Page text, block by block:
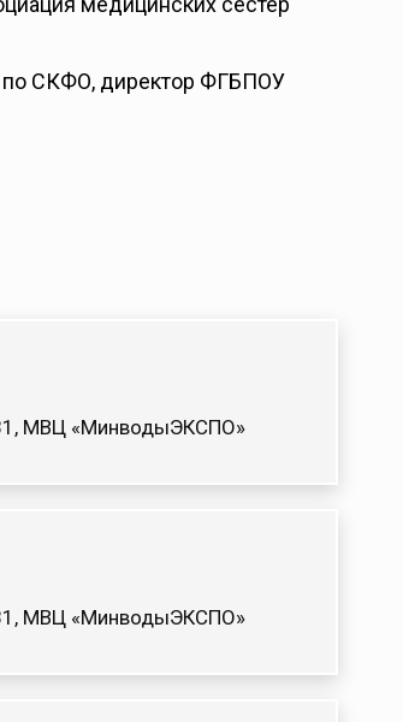
по СКФО, директор ФГБПОУ
31, МВЦ «МинводыЭКСПО»
31, МВЦ «МинводыЭКСПО»